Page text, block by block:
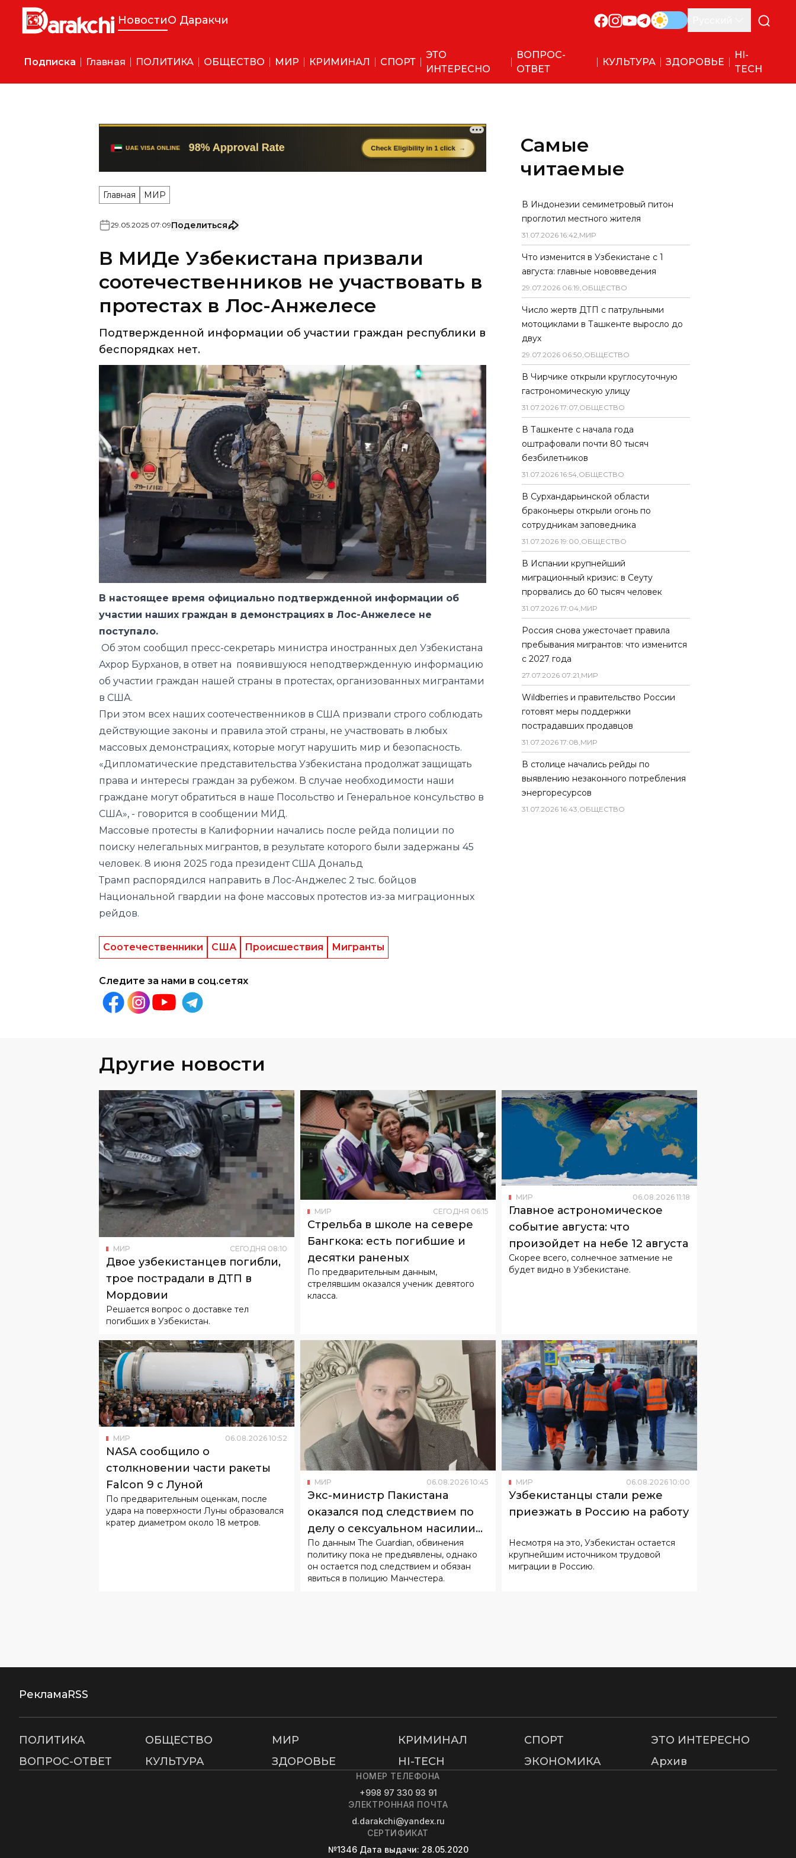
НовостиО Даракчи
Подписка Главная ПОЛИТИКА ОБЩЕСТВО МИР КРИМИНАЛ СПОРТ
ЭТО
ИНТЕРЕСНО
ВОПРОС-
ОТВЕТ
КУЛЬТУРА ЗДОРОВЬЕ
HI-
TECH
Главная МИР
29 05 2025 07:09Поделиться
В МИДе Узбекистана призвали
соотечественников не участвовать в
протестах в Лос-Анжелесе
Подтвержденной информации об участии граждан республики в
беспорядках нет.
В настоящее время официально подтвержденной информации об
участии наших граждан в демонстрациях в Лос-Анжелесе не
поступало.
Об этом сообщил пресс-секретарь министра иностранных дел Узбекистана
Ахрор Бурханов, в ответ на появившуюся неподтвержденную информацию
об участии граждан нашей страны в протестах, организованных мигрантами
в США.
При этом всех наших соотечественников в США призвали строго соблюдать
действующие законы и правила этой страны, не участвовать в любых
массовых демонстрациях, которые могут нарушить мир и безопасность.
«Дипломатические представительства Узбекистана продолжат защищать
права и интересы граждан за рубежом. В случае необходимости наши
граждане могут обратиться в наше Посольство и Генеральное консульство в
США», - говорится в сообщении МИД.
Массовые протесты в Калифорнии начались после рейда полиции по
поиску нелегальных мигрантов, в результате которого были задержаны 45
человек. 8 июня 2025 года президент США Дональд
Трамп распорядился направить в Лос-Анджелес 2 тыс. бойцов
Национальной гвардии на фоне массовых протестов из-за миграционных
рейдов.
Соотечественники США Происшествия Мигранты
Следите за нами в соц.сетях
Самые
читаемые
В Индонезии семиметровый питон
проглотил местного жителя
31.07.2026 16:42,МИР
Что изменится в Узбекистане с 1
августа: главные нововведения
29.07.2026 06:19,ОБЩЕСТВО
Число жертв ДТП с патрульными
мотоциклами в Ташкенте выросло до
двух
29.07.2026 06:50,ОБЩЕСТВО
В Чирчике открыли круглосуточную
гастрономическую улицу
31.07.2026 17:07,ОБЩЕСТВО
В Ташкенте с начала года
оштрафовали почти 80 тысяч
безбилетников
31.07.2026 16:54,ОБЩЕСТВО
В Сурхандарьинской области
браконьеры открыли огонь по
сотрудникам заповедника
31.07.2026 19:00,ОБЩЕСТВО
В Испании крупнейший
миграционный кризис: в Сеуту
прорвались до 60 тысяч человек
31.07.2026 17:04,МИР
Россия снова ужесточает правила
пребывания мигрантов: что изменится
с 2027 года
27.07.2026 07:21,МИР
Wildberries и правительство России
готовят меры поддержки
пострадавших продавцов
31.07.2026 17:08,МИР
В столице начались рейды по
выявлению незаконного потребления
энергоресурсов
31.07.2026 16:43,ОБЩЕСТВО
Другие новости
МИР СЕГОДНЯ 08:10
Двое узбекистанцев погибли,
трое пострадали в ДТП в
Мордовии
Решается вопрос о доставке тел
погибших в Узбекистан.
МИР СЕГОДНЯ 06:15
Стрельба в школе на севере
Бангкока: есть погибшие и
десятки раненых
По предварительным данным,
стрелявшим оказался ученик девятого
класса.
МИР 06.08.2026 11:18
Главное астрономическое
событие августа: что
произойдет на небе 12 августа
Скорее всего, солнечное затмение не
будет видно в Узбекистане.
МИР 06.08.2026 10:52
NASA сообщило о
столкновении части ракеты
Falcon 9 с Луной
По предварительным оценкам, после
удара на поверхности Луны образовался
кратер диаметром около 18 метров.
МИР 06.08.2026 10:45
Экс-министр Пакистана
оказался под следствием по
делу о сексуальном насилии
над детьми
По данным The Guardian, обвинения
политику пока не предъявлены, однако
он остается под следствием и обязан
явиться в полицию Манчестера.
МИР 06.08.2026 10:00
Узбекистанцы стали реже
приезжать в Россию на работу
Несмотря на это, Узбекистан остается
крупнейшим источником трудовой
миграции в Россию.
РекламаRSS
ПОЛИТИКА ОБЩЕСТВО МИР КРИМИНАЛ СПОРТ
ЭТО ИНТЕРЕСНО
ВОПРОС-ОТВЕТ
КУЛЬТУРА ЗДОРОВЬЕ HI-TECH ЭКОНОМИКА Архив
НОМЕР ТЕЛЕФОНА
+998 97 330 93 91
ЭЛЕКТРОННАЯ ПОЧТА
d.darakchi@yandex.ru
СЕРТИФИКАТ
№1346 Дата выдачи: 28.05.2020